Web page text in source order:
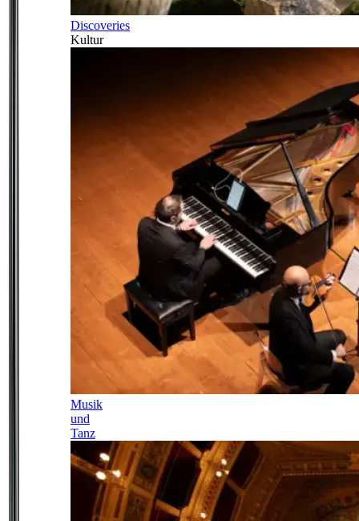
Discoveries
Kultur
Musik
und
Tanz